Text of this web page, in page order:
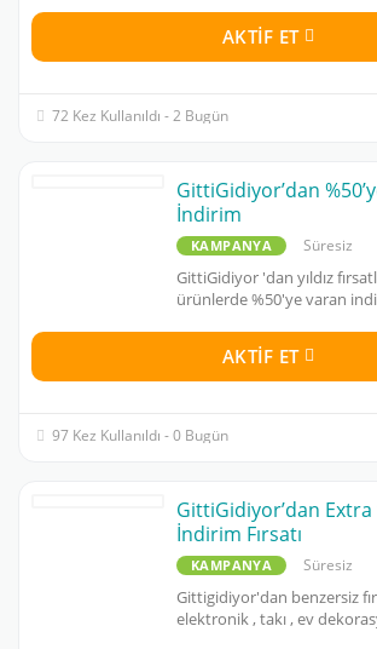
AKTIF ET
72 Kez Kullanıldı - 2 Bugün
GittiGidiyor’dan
İndirim
KAMPANYA Süresiz
GittiGidiyor 'dan yıldız
ürünlerde %50'ye varan
AKTIF ET
97 Kez Kullanıldı - 0 Bugün
GittiGidiyor’dan Extra
İndirim Fırsatı
KAMPANYA Süresiz
Gittigidiyor'dan benzersiz
elektronik , takı , ev